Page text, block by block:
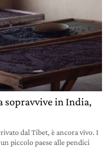
sopravvive in India,
dal Tibet, è ancora vivo. I
piccolo paese alle pendici